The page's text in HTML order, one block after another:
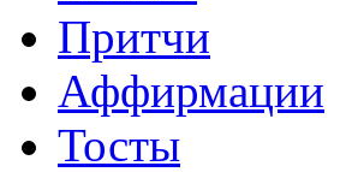
Притчи
Аффирмации
Тосты